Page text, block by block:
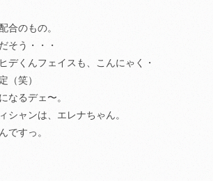
合のもの。
そう・・・
デくんフェイスも、こんにゃく・
（笑）
なるデェ〜。
シャンは、エレナちゃん。
ですっ。